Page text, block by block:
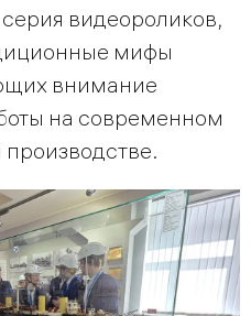
видеороликов,
мифы
внимание
на современном